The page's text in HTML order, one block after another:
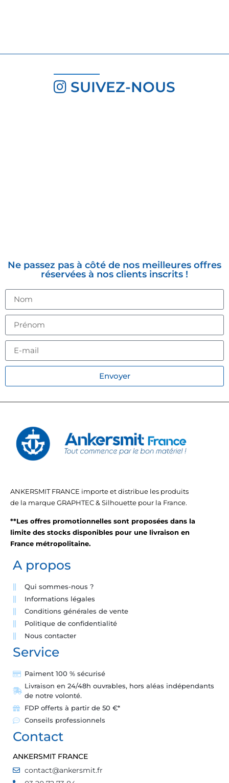
SUIVEZ-NOUS
Ne passez pas à côté de nos meilleures offres
réservées à nos clients inscrits !
Envoyer
ANKERSMIT FRANCE importe et distribue les produits
de la marque GRAPHTEC & Silhouette pour la France.
**Les offres promotionnelles sont proposées dans la
limite des stocks disponibles pour une livraison en
France métropolitaine.
A propos
Qui sommes-nous ?
Informations légales
Conditions générales de vente
Politique de confidentialité
Nous contacter
Service
Paiment 100 % sécurisé
Livraison en 24/48h ouvrables, hors aléas indépendants
de notre volonté.
FDP offerts à partir de 50 €*
Conseils professionnels
Contact
ANKERSMIT FRANCE
contact@ankersmit.fr